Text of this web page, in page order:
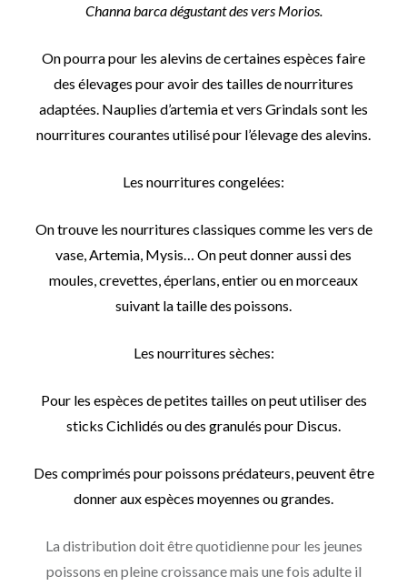
Channa barca dégustant des vers Morios.
On pourra pour les alevins de certaines espèces faire
des élevages pour avoir des tailles de nourritures
adaptées. Nauplies d’artemia et vers Grindals sont les
nourritures courantes utilisé pour l’élevage des alevins.
Les nourritures congelées:
On trouve les nourritures classiques comme les vers de
vase, Artemia, Mysis… On peut donner aussi des
moules, crevettes, éperlans, entier ou en morceaux
suivant la taille des poissons.
Les nourritures sèches:
Pour les espèces de petites tailles on peut utiliser des
sticks Cichlidés ou des granulés pour Discus.
Des comprimés pour poissons prédateurs, peuvent être
donner aux espèces moyennes ou grandes.
La distribution doit être quotidienne pour les jeunes
poissons en pleine croissance mais une fois adulte il